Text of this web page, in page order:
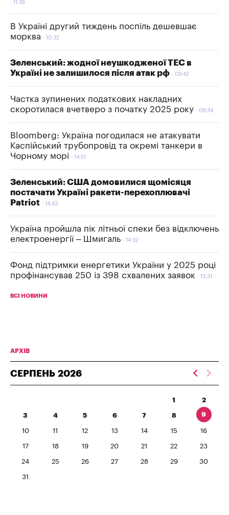
11:36
В Україні другий тиждень поспіль дешевшає
морква
10:32
Зеленський: жодної неушкодженої ТЕС в
Україні не залишилося після атак рф
09:42
Частка зупинених податкових накладних
скоротилася вчетверо з початку 2025 року
09:34
Bloomberg: Україна погодилася не атакувати
Каспійський трубопровід та окремі танкери в
Чорному морі
14:51
Зеленський: США домовилися щомісяця
постачати Україні ракети-перехоплювачі
Patriot
14:43
Україна пройшла пік літньої спеки без відключень
електроенергії – Шмигаль
14:32
Фонд підтримки енергетики України у 2025 році
профінансував 250 із 398 схвалених заявок
13:31
ВСІ НОВИНИ
АРХІВ
СЕРПЕНЬ 2026
1 2
3 4 5 6 7 8 9
10 11 12 13 14 15 16
17 18 19 20 21 22 23
24 25 26 27 28 29 30
31